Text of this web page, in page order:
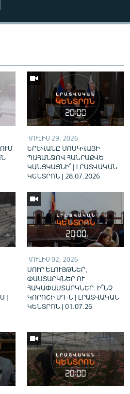
կայքերը
ՀՈՒԼԻՍ 29, 2026
ԵՐԵՎԱՆԸ ՄՈՍԿՎԱՅԻ
ՊԱՀԱՆՋՈՎ ՀԱՆՐԱՔՎԵ
ԿԱՆՑԿԱՑՆԻ՞ | ԼՐԱՏՎԱԿԱՆ
ԿԵՆՏՐՈՆ | 28.07.2026
|
ՀՈՒԼԻՍ 02, 2026
ՍՈՒՐ ԵԼՈՒՅԹՆԵՐ,
ՓԱՍՏԱՐԿՆԵՐ ՈՒ
ՀԱԿԱՓԱՍՏԱՐԿՆԵՐ. Ի՞ՆՉ
ԿՈՐՈՇԻ ՍԴ-Ն | ԼՐԱՏՎԱԿԱՆ
ԿԵՆՏՐՈՆ | 01.07.26